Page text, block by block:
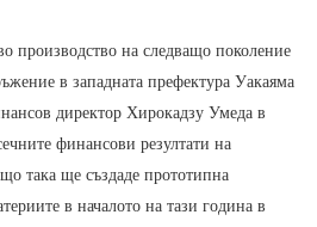
производство на следващо поколение
в западната префектура Уакаяма
директор Хирокадзу Умеда в
финансови резултати на
така ще създаде прототипна
в началото на тази година в